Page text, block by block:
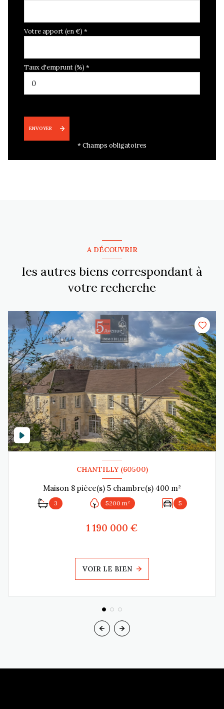
Votre apport (en €) *
Taux d'emprunt (%) *
ENVOYER
* Champs obligatoires
A DÉCOUVRIR
les autres biens correspondant à
votre recherche
CHANTILLY (60500)
Maison 8 pièce(s) 5 chambre(s) 400 m²
3 5200 m² 5
1 190 000 €
VOIR LE BIEN